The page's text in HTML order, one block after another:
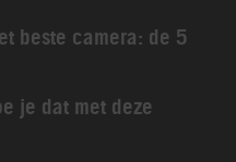
beste camera: de 5
je dat met deze